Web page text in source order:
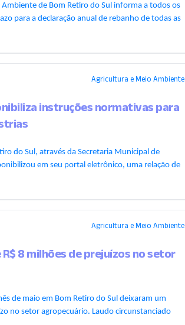
de Bom Retiro do Sul informa a todos os
para a declaração anual de rebanho de todas as
Agricultura e Meio Ambiente
instruções normativas para
do Sul, através da Secretaria Municipal de
em seu portal eletrônico, uma relação de
Agricultura e Meio Ambiente
R$ 8 milhões de prejuízos no setor
de maio em Bom Retiro do Sul deixaram um
no setor agropecuário. Laudo circunstanciado